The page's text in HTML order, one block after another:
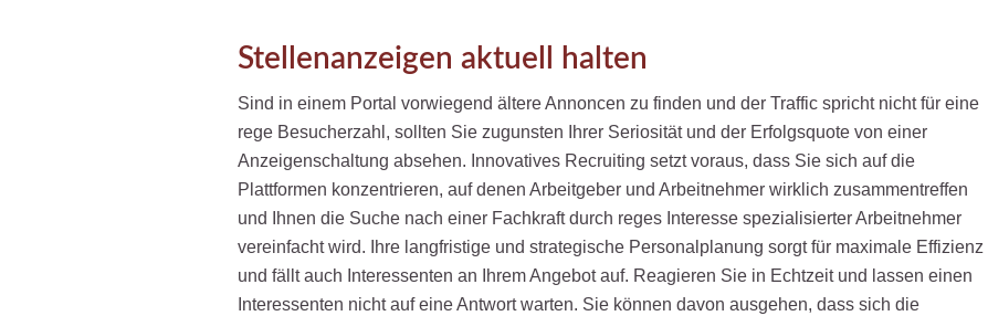
Stellenanzeigen aktuell halten
Sind in einem Portal vorwiegend ältere Annoncen zu finden und der Traffic spricht nicht für eine
rege Besucherzahl, sollten Sie zugunsten Ihrer Seriosität und der Erfolgsquote von einer
Anzeigenschaltung absehen. Innovatives Recruiting setzt voraus, dass Sie sich auf die
Plattformen konzentrieren, auf denen Arbeitgeber und Arbeitnehmer wirklich zusammentreffen
und Ihnen die Suche nach einer Fachkraft durch reges Interesse spezialisierter Arbeitnehmer
vereinfacht wird. Ihre langfristige und strategische Personalplanung sorgt für maximale Effizienz
und fällt auch Interessenten an Ihrem Angebot auf. Reagieren Sie in Echtzeit und lassen einen
Interessenten nicht auf eine Antwort warten. Sie können davon ausgehen, dass sich die